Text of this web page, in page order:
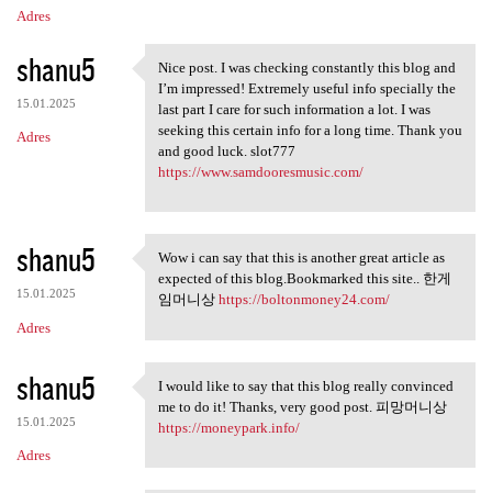
Adres
shanu5
15.01.2025
Adres
Nice post. I was checking
Nice post. I was checking constantly this blog and
I’m impressed! Extremely useful info specially the
last part I care for such information a lot. I was
seeking this certain info for a long time. Thank you
and good luck. slot777
https://www.samdooresmusic.com/
shanu5
15.01.2025
Adres
Wow i can say that this is
Wow i can say that this is another great article as
expected of this blog.Bookmarked this site.. 한게
임머니상 https://boltonmoney24.com/
shanu5
15.01.2025
Adres
I would like to say that this
I would like to say that this blog really convinced
me to do it! Thanks, very good post. 피망머니상
https://moneypark.info/